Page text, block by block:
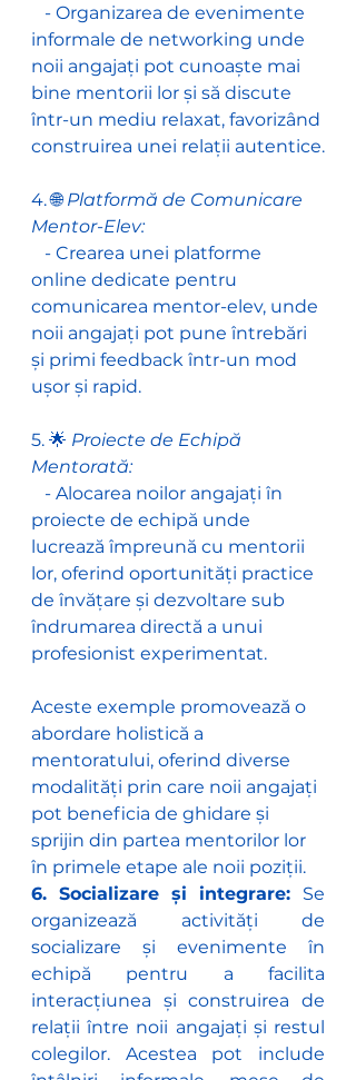
informale de networking unde
noii angajați pot cunoaște mai
bine mentorii lor și să discute
într-un mediu relaxat, favorizând
construirea unei relații autentice.
4. 🌐 Platformă de Comunicare
Mentor-Elev:
online dedicate pentru
comunicarea mentor-elev, unde
noii angajați pot pune întrebări
și primi feedback într-un mod
ușor și rapid.
5. 🌟 Proiecte de Echipă
Mentorată:
proiecte de echipă unde
lucrează împreună cu mentorii
lor, oferind oportunități practice
de învățare și dezvoltare sub
îndrumarea directă a unui
profesionist experimentat.
Aceste exemple promovează o
abordare holistică a
mentoratului, oferind diverse
modalități prin care noii angajați
pot beneficia de ghidare și
sprijin din partea mentorilor lor
în primele etape ale noii poziții.
6. Socializare și integrare: Se
organizează activități de
socializare și evenimente în
echipă pentru a facilita
interacțiunea și construirea de
relații între noii angajați și restul
colegilor. Acestea pot include